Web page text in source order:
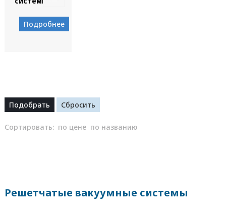
Подробнее
Сортировать: по цене по названию
Решетчатые вакуумные системы